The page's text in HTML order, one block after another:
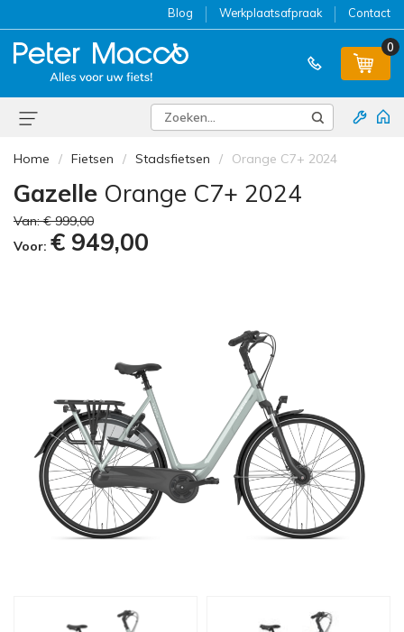
Blog Werkplaatsafpraak Contact
0
Home Fietsen Stadsfietsen Orange C7+ 2024
Gazelle Orange C7+ 2024
Van:€ 999,00
Voor: € 949,00